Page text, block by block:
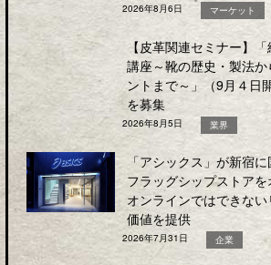
2026年8月6日 マーケット
【皮革関連セミナー】
講座～靴の歴史・製法
ントまで～」（9月４日
を募集
2026年8月5日 業界
「アシックス」が新宿
フラッグシップストア
オンラインではできな
価値を提供
2026年7月31日 企業